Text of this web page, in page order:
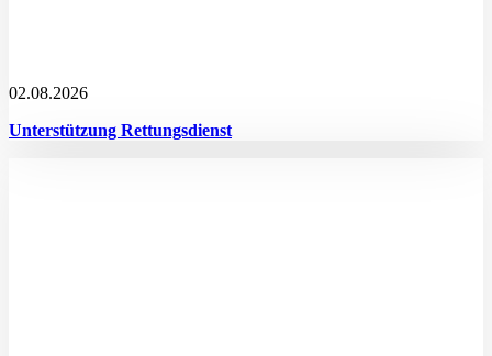
02.08.2026
Unterstützung Rettungsdienst